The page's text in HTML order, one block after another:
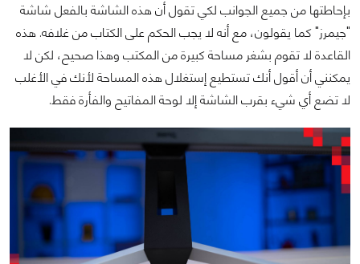
بإحاطتها من جميع الجوانب لكي تقول أن هذه الشاشة بالفعل شاشة
"جيمرز" كما يقولون، مع أنه لا يجب الحكم على الكتاب من غلافه. هذه
القاعدة لا تقوم بشغر مساحة كبيرة من المكتب وهذا صحيح، لكن لا
يمكنني أن أقول أنك تستطيع إستغلال هذه المساحة لأنك في الأغلب
لا تضع أي شيء بقرب الشاشة إلا لوحة المفاتيح والفأرة فقط.